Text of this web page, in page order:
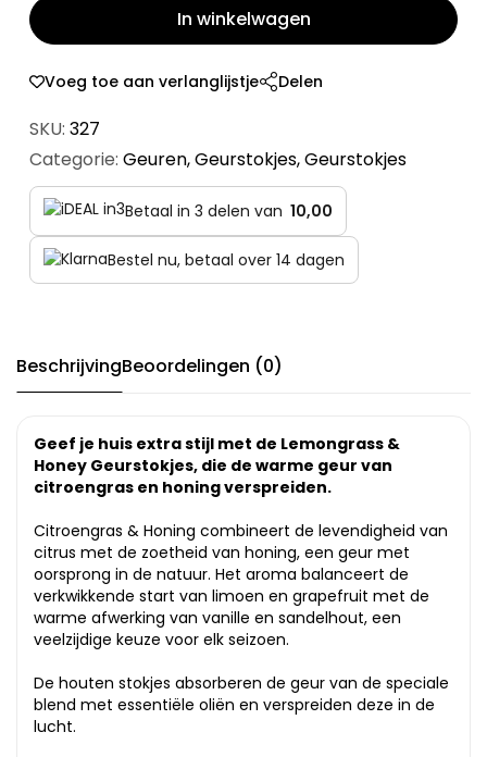
In winkelwagen
Voeg toe aan verlanglijstje Delen
SKU: 327
Categorie: Geuren,Geurstokjes,Geurstokjes
Betaal in 3 delen van 10,00
Bestel nu, betaal over 14 dagen
BeschrijvingBeoordelingen (0)
Geef je huis extra stijl met de Lemongrass &
Honey Geurstokjes, die de warme geur van
citroengras en honing verspreiden.
Citroengras & Honing combineert de levendigheid van
citrus met de zoetheid van honing, een geur met
oorsprong in de natuur. Het aroma balanceert de
verkwikkende start van limoen en grapefruit met de
warme afwerking van vanille en sandelhout, een
veelzijdige keuze voor elk seizoen.
De houten stokjes absorberen de geur van de speciale
blend met essentiële oliën en verspreiden deze in de
lucht.